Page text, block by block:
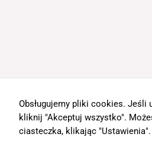
Obsługujemy pliki cookies. Jeśli
kliknij "Akceptuj wszystko".
ciasteczka, klikając "Ustawienia".